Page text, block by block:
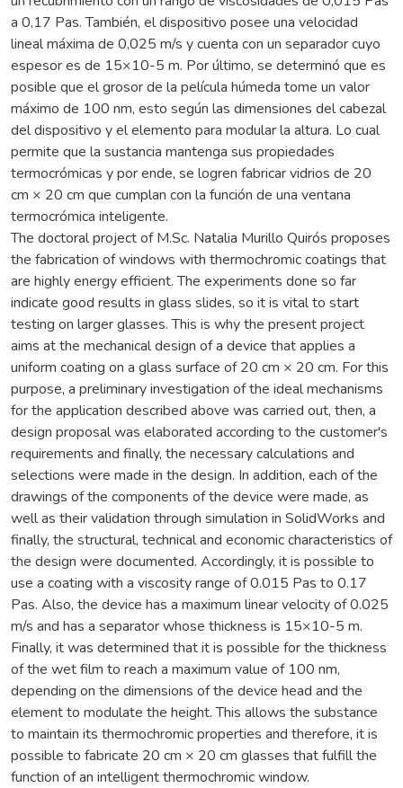
a 0,17 Pas. También, el dispositivo posee una velocidad
lineal máxima de 0,025 m/s y cuenta con un separador cuyo
espesor es de 15×10-5 m. Por último, se determinó que es
posible que el grosor de la película húmeda tome un valor
máximo de 100 nm, esto según las dimensiones del cabezal
del dispositivo y el elemento para modular la altura. Lo cual
permite que la sustancia mantenga sus propiedades
termocrómicas y por ende, se logren fabricar vidrios de 20
cm × 20 cm que cumplan con la función de una ventana
termocrómica inteligente.
The doctoral project of M.Sc. Natalia Murillo Quirós proposes
the fabrication of windows with thermochromic coatings that
are highly energy efficient. The experiments done so far
indicate good results in glass slides, so it is vital to start
testing on larger glasses. This is why the present project
aims at the mechanical design of a device that applies a
uniform coating on a glass surface of 20 cm × 20 cm. For this
purpose, a preliminary investigation of the ideal mechanisms
for the application described above was carried out, then, a
design proposal was elaborated according to the customer's
requirements and finally, the necessary calculations and
selections were made in the design. In addition, each of the
drawings of the components of the device were made, as
well as their validation through simulation in SolidWorks and
finally, the structural, technical and economic characteristics of
the design were documented. Accordingly, it is possible to
use a coating with a viscosity range of 0.015 Pas to 0.17
Pas. Also, the device has a maximum linear velocity of 0.025
m/s and has a separator whose thickness is 15×10-5 m.
Finally, it was determined that it is possible for the thickness
of the wet film to reach a maximum value of 100 nm,
depending on the dimensions of the device head and the
element to modulate the height. This allows the substance
to maintain its thermochromic properties and therefore, it is
possible to fabricate 20 cm × 20 cm glasses that fulfill the
function of an intelligent thermochromic window.